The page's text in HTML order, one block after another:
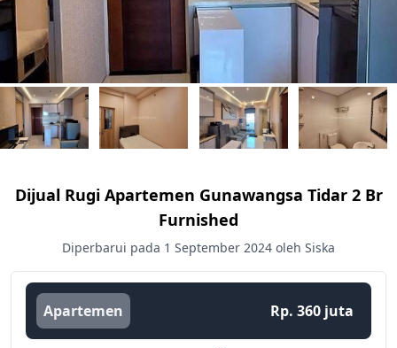
Dijual Rugi Apartemen Gunawangsa Tidar 2 Br
Furnished
Diperbarui pada 1 September 2024 oleh Siska
Apartemen Rp. 360 juta